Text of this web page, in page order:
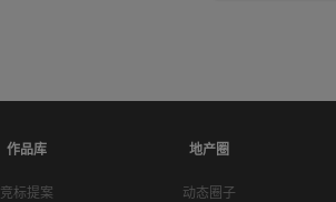
作品库
竞标提案
地产圈
动态圈子